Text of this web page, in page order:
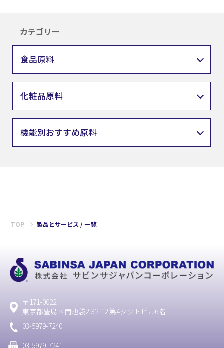
カテゴリー
食品原料
化粧品原料
機能別おすすめ原料
TOP 製品とサービス / 一覧
〒171-0022
東京都豊島区南池袋2-32-12 第4タクトビル6階
03-5979-7240
03-5979-7241